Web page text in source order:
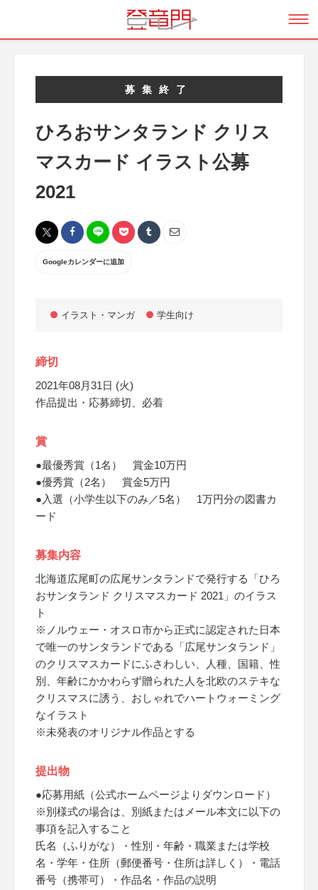
募集終了
ひろおサンタランド クリス
マスカード イラスト公募
2021
Googleカレンダーに追加
イラスト・マンガ 学生向け
締切
2021年08月31日 (火)
作品提出・応募締切、必着
賞
●最優秀賞（1名） 賞金10万円
●優秀賞（2名） 賞金5万円
●入選（小学生以下のみ／5名） 1万円分の図書カ
ード
募集内容
北海道広尾町の広尾サンタランドで発行する「ひろ
おサンタランド クリスマスカード 2021」のイラス
ト
※ノルウェー・オスロ市から正式に認定された日本
で唯一のサンタランドである「広尾サンタランド」
のクリスマスカードにふさわしい、人種、国籍、性
別、年齢にかかわらず贈られた人を北欧のステキな
クリスマスに誘う、おしゃれでハートウォーミング
なイラスト
※未発表のオリジナル作品とする
提出物
●応募用紙（公式ホームページよりダウンロード）
※別様式の場合は、別紙またはメール本文に以下の
事項を記入すること
氏名（ふりがな）・性別・年齢・職業または学校
名・学年・住所（郵便番号・住所は詳しく）・電話
番号（携帯可）・作品名・作品の説明